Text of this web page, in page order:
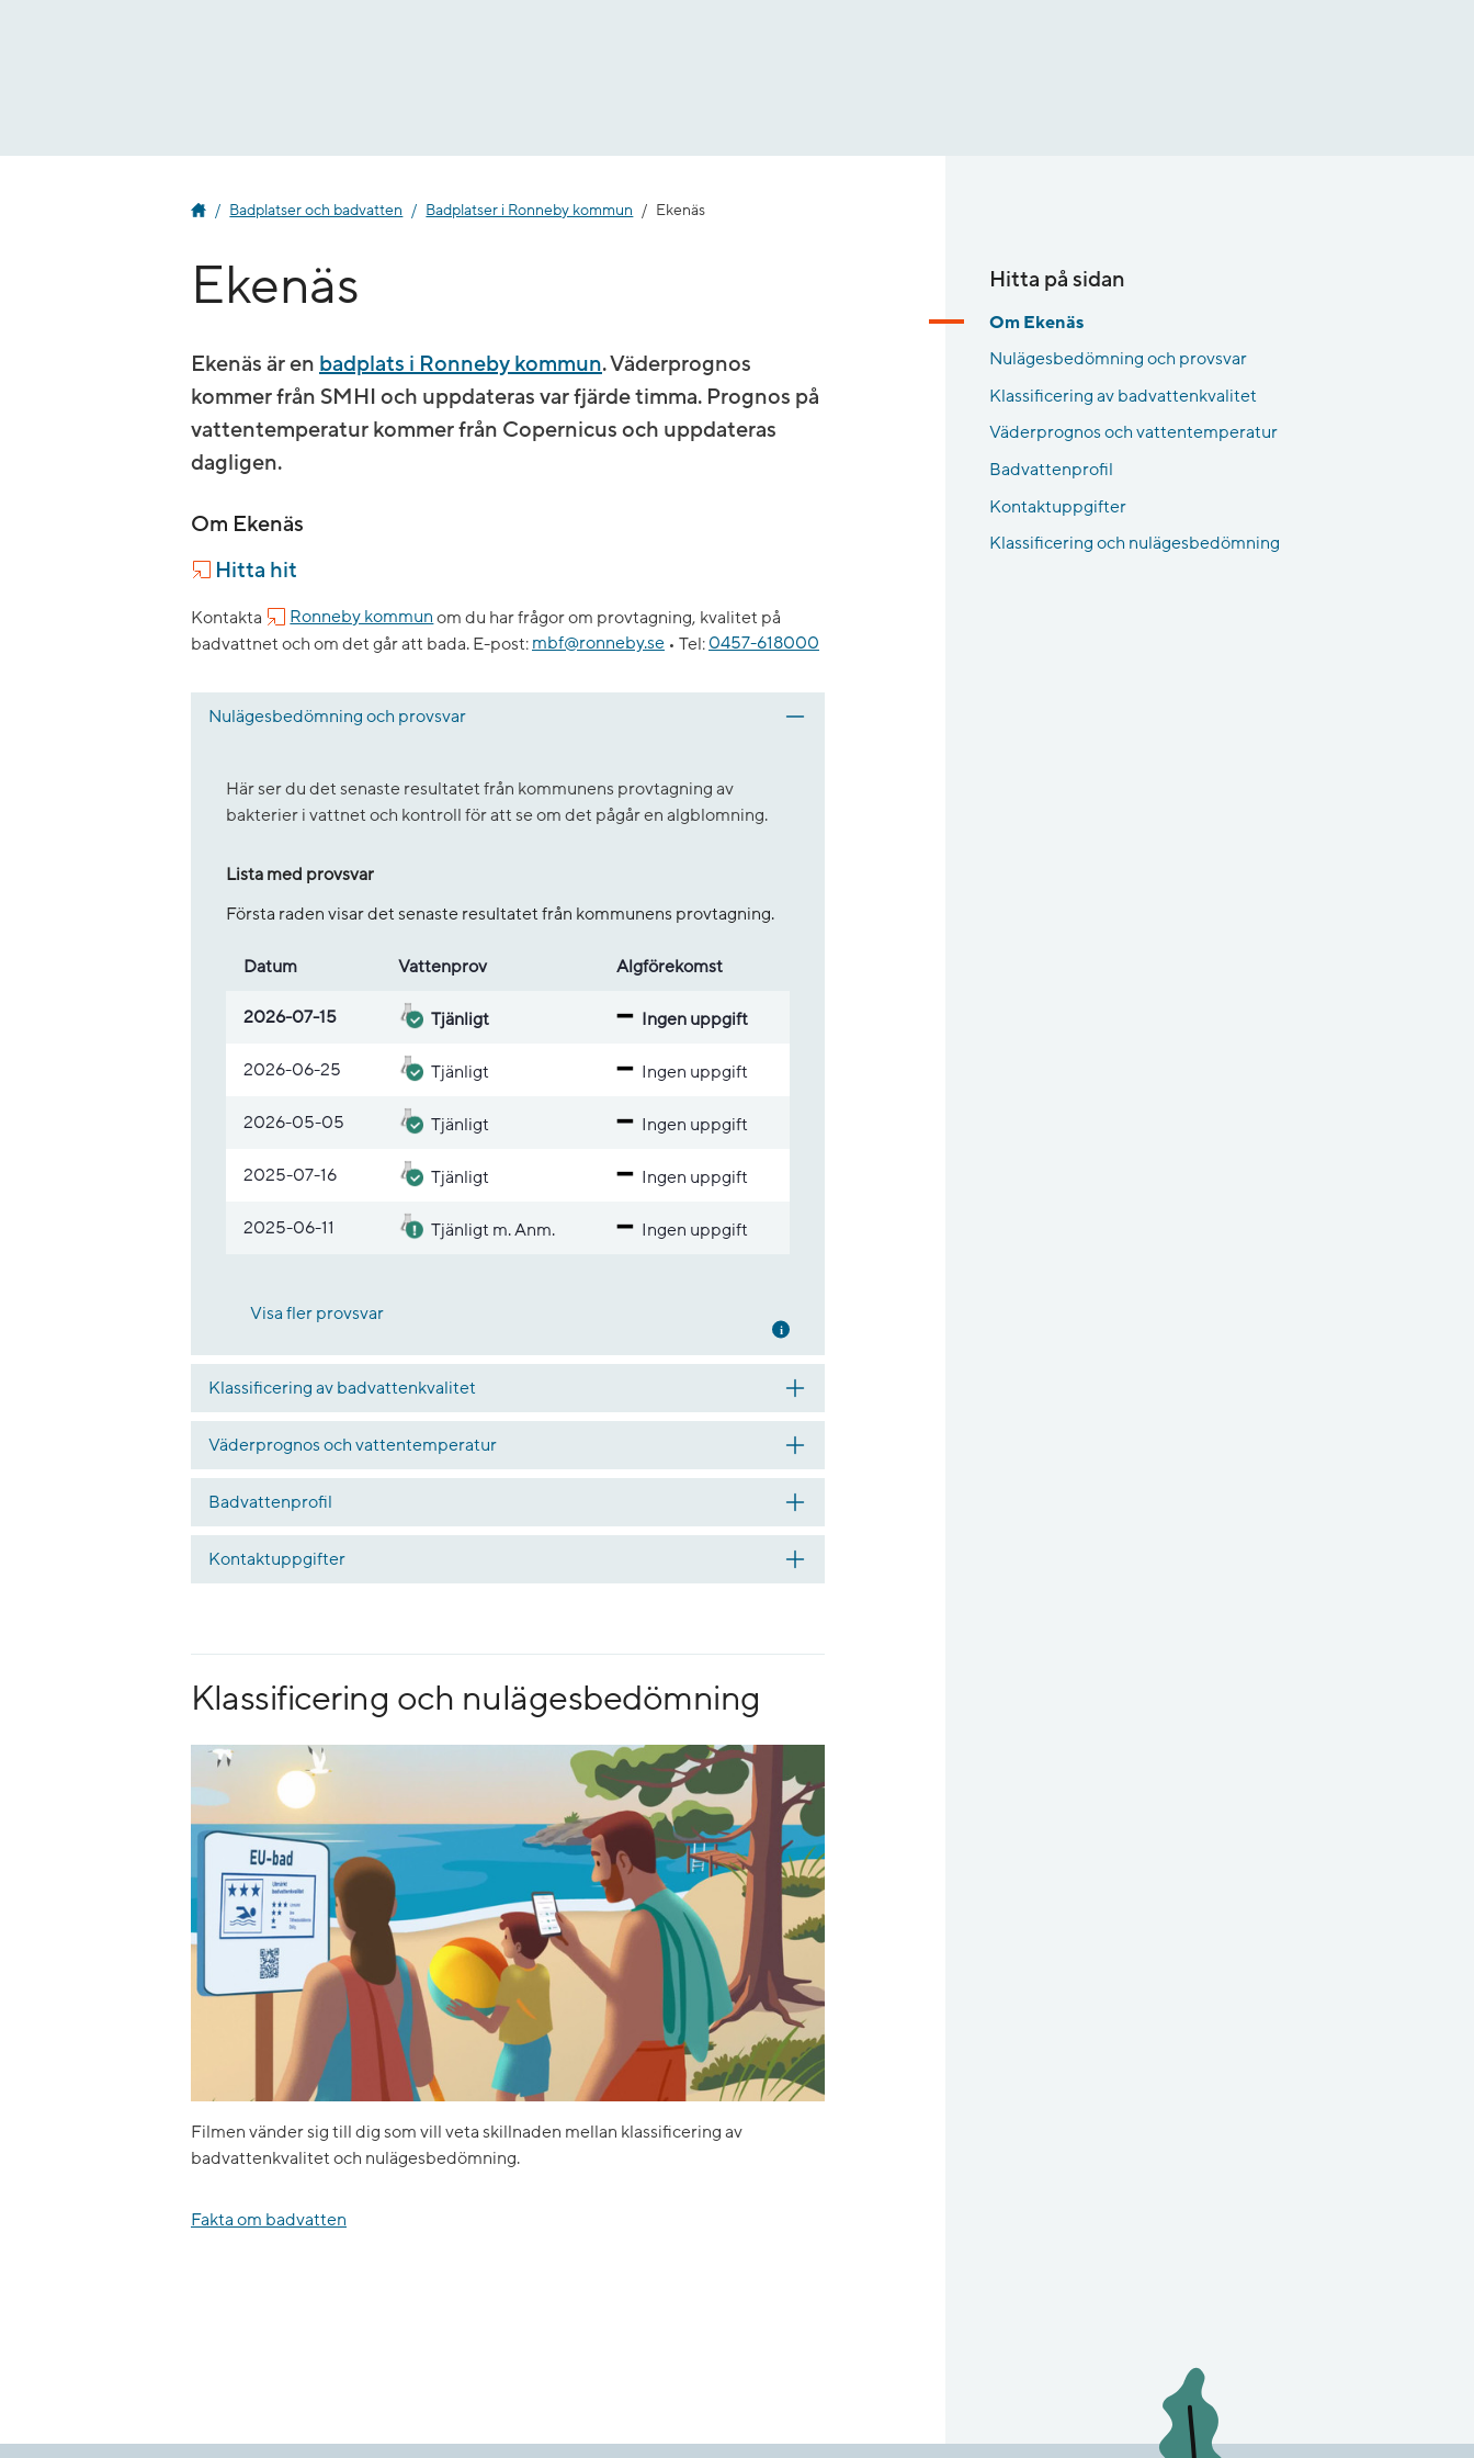
Badplatser och badvatten Badplatser i Ronneby kommun Ekenäs
Ekenäs
Ekenäs är en badplats i Ronneby kommun. Väderprognos
kommer från SMHI och uppdateras var fjärde timma. Prognos på
vatten­temperatur kommer från Copernicus och uppdateras
dagligen.
Om Ekenäs
Hitta hit
Kontakta Ronneby kommun om du har frågor om provtagning, kvalitet på
badvattnet och om det går att bada. E-post: mbf@ronneby.se • Tel: 0457-618000
Nulägesbedömning och provsvar
Här ser du det senaste resultatet från kommunens provtagning av
bakterier i vattnet och kontroll för att se om det pågår en algblomning.
Lista med provsvar
Första raden visar det senaste resultatet från kommunens provtagning.
Datum Vatten­prov Alg­före­komst
2026-07-15 Tjänligt Ingen uppgift
2026-06-25 Tjänligt Ingen uppgift
2026-05-05 Tjänligt Ingen uppgift
2025-07-16 Tjänligt Ingen uppgift
2025-06-11 Tjänligt m. Anm. Ingen uppgift
Visa fler provsvar Mer information
Klassificering av badvattenkvalitet
Väderprognos och vattentemperatur
Badvattenprofil
Kontaktuppgifter
Klassificering och nulägesbedömning
Filmen vänder sig till dig som vill veta skillnaden mellan klassificering av
badvattenkvalitet och nulägesbedömning.
Fakta om badvatten
Hitta på sidan
Om Ekenäs
Nulägesbedömning och provsvar
Klassificering av badvattenkvalitet
Väderprognos och vattentemperatur
Badvattenprofil
Kontaktuppgifter
Klassificering och nulägesbedömning